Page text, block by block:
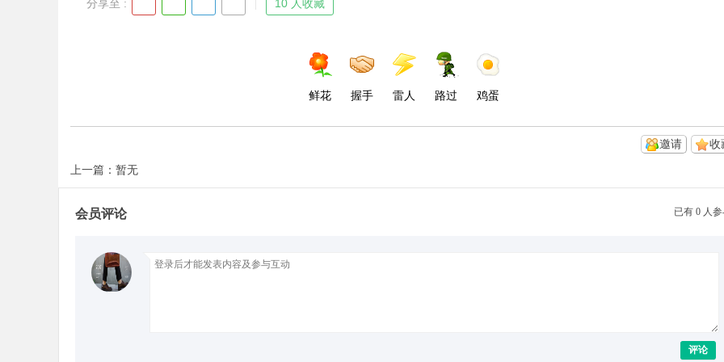
分享至 : 10 人收藏
鲜花 握手 雷人 路过 鸡蛋
收
邀请
上一篇：暂无
已有 0 人
会员评论
评论